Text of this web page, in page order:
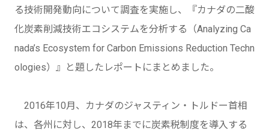
る技術開発動向について調査を実施し、『カナダの二酸
化炭素削減技術エコシステムを分析する（Analyzing Ca
nada’s Ecosystem for Carbon Emissions Reduction Techn
ologies）』と題したレポートにまとめました。
2016年10月、カナダのジャスティン・トルドー首相
は、各州に対し、2018年までに炭素税制度を導入する